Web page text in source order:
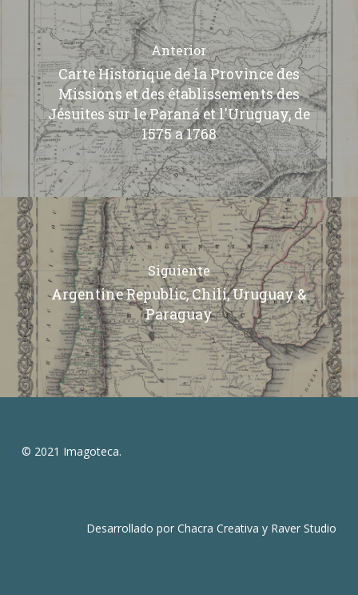
Anterior
Carte Historique de la Province des
Missions et des établissements des
Jésuites sur le Paraná et l'Uruguay, de
1575 a 1768
Siguiente
Argentine Republic, Chili, Uruguay &
Paraguay
© 2021 Imagoteca.
Desarrollado porChacra Creativa y Raver Studio